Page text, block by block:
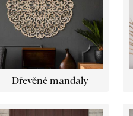
Dřevěné mandaly